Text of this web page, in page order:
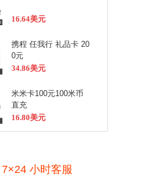
16.64美元
携程 任我行 礼品卡 20
0元
34.86美元
米米卡100元100米币
直充
16.80美元
7×24 小时客服